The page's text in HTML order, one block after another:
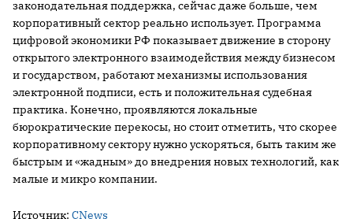
законодательная поддержка, сейчас даже больше, чем
корпоративный сектор реально использует. Программа
цифровой экономики РФ показывает движение в сторону
открытого электронного взаимодействия между бизнесом
и государством, работают механизмы использования
электронной подписи, есть и положительная судебная
практика. Конечно, проявляются локальные
бюрократические перекосы, но стоит отметить, что скорее
корпоративному сектору нужно ускоряться, быть таким же
быстрым и «жадным» до внедрения новых технологий, как
малые и микро компании.
Источник: CNews